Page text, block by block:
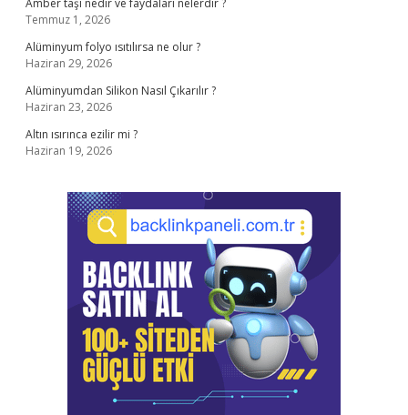
Amber taşı nedir ve faydaları nelerdir ?
Temmuz 1, 2026
Alüminyum folyo ısıtılırsa ne olur ?
Haziran 29, 2026
Alüminyumdan Silikon Nasıl Çıkarılır ?
Haziran 23, 2026
Altın ısırınca ezilir mi ?
Haziran 19, 2026